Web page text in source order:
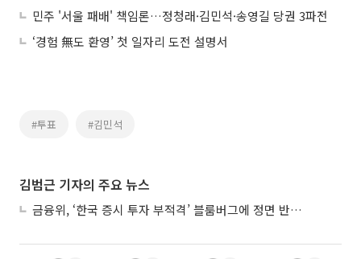
민주 '서울 패배' 책임론…정청래·김민석·송영길 당권 3파전
‘경험 無도 환영’ 첫 일자리 도전 설명서
#투표 #김민석
김범근 기자의 주요 뉴스
금융위, ‘한국 증시 투자 부적격’ 블룸버그에 정면 반박…“근거 불분명”